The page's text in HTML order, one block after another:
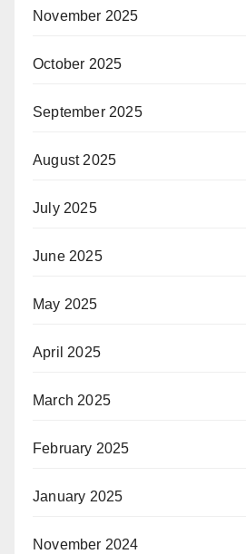
November 2025
October 2025
September 2025
August 2025
July 2025
June 2025
May 2025
April 2025
March 2025
February 2025
January 2025
November 2024